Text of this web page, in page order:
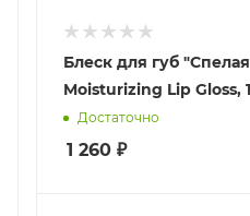
Блеск для губ
Moisturizing Lip Gloss,
Достаточно
1 260 ₽